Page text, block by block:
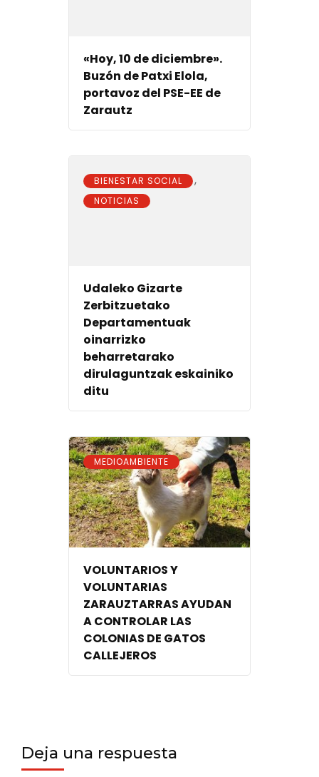
«Hoy, 10 de diciembre».
Buzón de Patxi Elola,
portavoz del PSE-EE de
Zarautz
BIENESTAR SOCIAL ,
NOTICIAS
Udaleko Gizarte
Zerbitzuetako
Departamentuak
oinarrizko
beharretarako
dirulaguntzak eskainiko
ditu
MEDIOAMBIENTE
VOLUNTARIOS Y
VOLUNTARIAS
ZARAUZTARRAS AYUDAN
A CONTROLAR LAS
COLONIAS DE GATOS
CALLEJEROS
Deja una respuesta